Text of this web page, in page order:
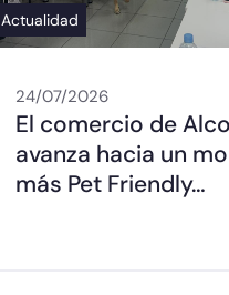
Actualidad
24/07/2026
El comercio de
avanza hacia un
más Pet Friendly…